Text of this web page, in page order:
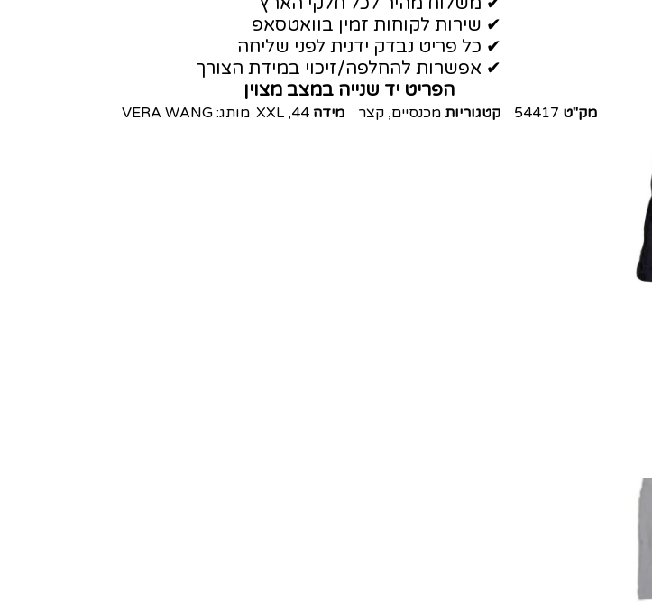
✔ שירות לקוחות זמין בוואטסאפ
✔ כל פריט נבדק ידנית לפני שליחה
✔ אפשרות להחלפה/זיכוי במידת הצורך
הפריט יד שנייה במצב מצוין
מק"ט 54417 קטגוריות מכנסיים, קצר מידה 44
,
XXL מותג:VERA WANG